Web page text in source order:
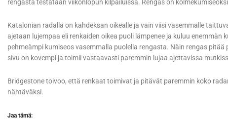
rengasta testataan viikonlopun kilpailuissa. Rengas on
Katalonian radalla on kahdeksan oikealle ja vain viisi vasemmalle
ajetaan lujempaa eli renkaiden oikea puoli lämpenee ja kuluu
pehmeämpi kumiseos vasemmalla puolella rengasta. Näin rengas
sivu on kovempi ja toimii vastaavasti paremmin lujaa ajettavissa
Bridgestone toivoo, että renkaat toimivat ja pitävät paremmin koko
nähtäväksi.
Jaa tämä: